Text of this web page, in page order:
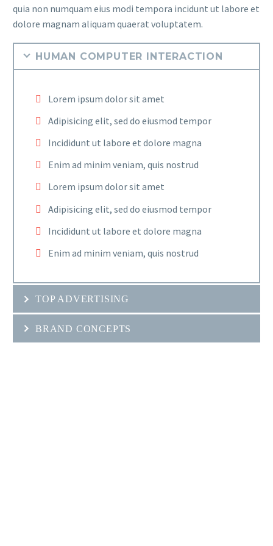
quia non numquam eius modi tempora incidunt ut labore et
dolore magnam aliquam quaerat voluptatem.
HUMAN COMPUTER INTERACTION
Lorem ipsum dolor sit amet
Adipisicing elit, sed do eiusmod tempor
Incididunt ut labore et dolore magna
Enim ad minim veniam, quis nostrud
Lorem ipsum dolor sit amet
Adipisicing elit, sed do eiusmod tempor
Incididunt ut labore et dolore magna
Enim ad minim veniam, quis nostrud
TOP ADVERTISING
BRAND CONCEPTS